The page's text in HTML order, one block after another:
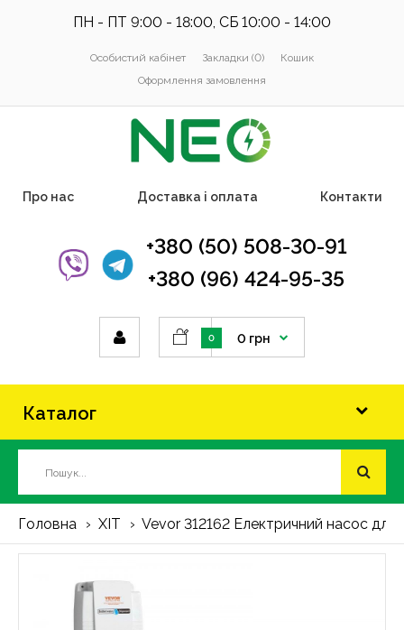
ПН - ПТ 9:00 - 18:00, СБ 10:00 - 14:00
Особистий кабінет Закладки (0)
Кошик
Оформлення замовлення
Про нас Доставка і оплата Контакти
+380 (50) 508-30-91
+380 (96) 424-95-35
0 0 грн
Каталог
Головна ХІТ Vevor 312162 Електричний насос